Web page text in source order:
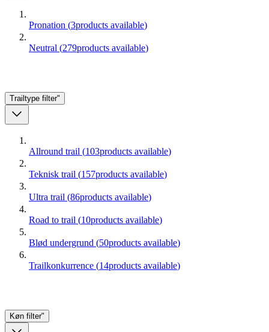
Pronation (3products available)
Neutral (279products available)
Trailtype filter"
Allround trail (103products available)
Teknisk trail (157products available)
Ultra trail (86products available)
Road to trail (10products available)
Blød undergrund (50products available)
Trailkonkurrence (14products available)
Køn filter"